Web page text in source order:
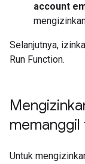
account
Selanjutnya,
Run Function.
Untuk